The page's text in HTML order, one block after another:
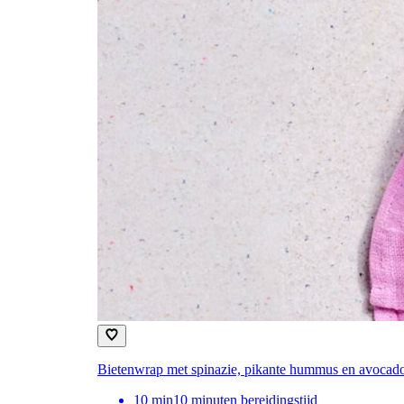
Bietenwrap met spinazie, pikante hummus en
10 min10 minuten bereidingstijd